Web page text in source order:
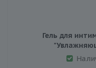
Гель для